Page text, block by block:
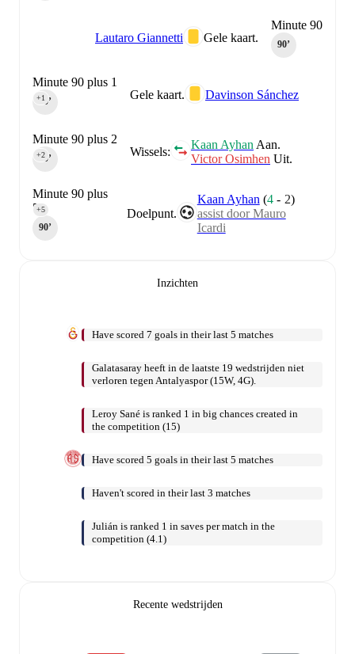
Minute 90
90‎’‎
Gele kaart.
Lautaro Giannetti
Gele kaart. Davinson Sánchez
Minute 90 plus 1
90‎’‎
+1
Wissels:
Kaan Ayhan Aan.
Victor Osimhen Uit.
Minute 90 plus 2
90‎’‎
+2
Doelpunt.
Kaan Ayhan (4 - 2)
assist door Mauro
Icardi
Minute 90 plus
5
90‎’‎
+5
Inzichten
Have scored 7 goals in their last 5 matches
Galatasaray heeft in de laatste 19 wedstrijden niet
verloren tegen Antalyaspor (15W, 4G).
Leroy Sané is ranked 1 in big chances created in
the competition (15)
Have scored 5 goals in their last 5 matches
Haven't scored in their last 3 matches
Julián is ranked 1 in saves per match in the
competition (4.1)
Recente wedstrijden